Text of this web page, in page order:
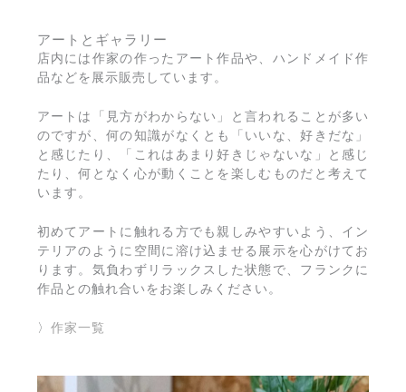
アートとギャラリー
店内には作家の作ったアート作品や、ハンドメイド作
品などを展示販売しています。
アートは「見方がわからない」と言われることが多い
のですが、何の知識がなくとも「いいな、好きだな」
と感じたり、「これはあまり好きじゃないな」と感じ
たり、何となく心が動くことを楽しむものだと考えて
います。
初めてアートに触れる方でも親しみやすいよう、イン
テリアのように空間に溶け込ませる展示を心がけてお
ります。気負わずリラックスした状態で、フランクに
作品との触れ合いをお楽しみください。
〉 作家一覧